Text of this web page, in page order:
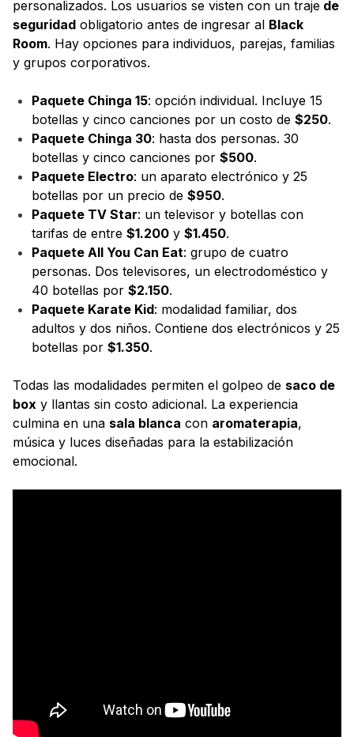
personalizados. Los usuarios se visten con un traje de
seguridad obligatorio antes de ingresar al Black
Room. Hay opciones para individuos, parejas, familias
y grupos corporativos.
Paquete Chinga 15: opción individual. Incluye 15
botellas y cinco canciones por un costo de $250.
Paquete Chinga 30: hasta dos personas. 30
botellas y cinco canciones por $500.
Paquete Electro: un aparato electrónico y 25
botellas por un precio de $950.
Paquete TV Star: un televisor y botellas con
tarifas de entre $1.200 y $1.450.
Paquete All You Can Eat: grupo de cuatro
personas. Dos televisores, un electrodoméstico y
40 botellas por $2.150.
Paquete Karate Kid: modalidad familiar, dos
adultos y dos niños. Contiene dos electrónicos y 25
botellas por $1.350.
Todas las modalidades permiten el golpeo de saco de
box y llantas sin costo adicional. La experiencia
culmina en una sala blanca con aromaterapia,
música y luces diseñadas para la estabilización
emocional.